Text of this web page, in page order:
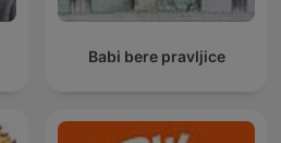
Babi bere pravljice